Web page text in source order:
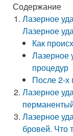
Содержание
Лазерное
Лазерное
Как
Лазерное
процедур
После 2-х
Лазерное
Лазерное
бровей. Что